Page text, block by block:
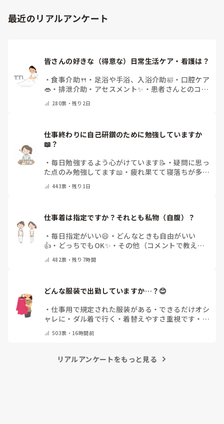
最近のリアルアンケート
皆さんの好きな（得意な）日常生活ケア・看護は？
・食事介助🍴 ・ 足浴や手浴、入浴介助🛀 ・ 口腔ケア
👄 ・ 排泄介助・アセスメント✨ ・ 患者さんとのコミ
で教えてください）
280票・残り2日
仕事終わりに自己研鑽のために勉強していますか
📖？
・ 毎日勉強するよう心がけています📝 ・疑問に思っ
た点のみ勉強してます📖 ・ 疲れ果てて寝落ちが多い
（コメントで教えてください）
443票・残り1日
仕事着は指定ですか？それとも私物（自腹）？
・ 毎日指定がいい😄 ・ どんなときも自由がいい
👍 ・ どっちでもOK✨ ・ その他（コメントで教えて
482票・残り7時間
どんな服装で出勤していますか…？😊
・ 仕事用で規定された服装がある ・ できるだけオシ
ャレに ・ ダル着で行く ・着替えやすさ重視です ・ 病
その他(コメントで教えてください)
503票・ 16時間前
リアルアンケートをもっと見る